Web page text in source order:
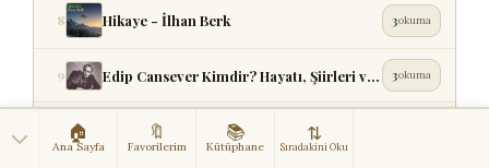
8 Hikaye - İlhan Berk 3okuma
9 Edip Cansever Kimdir? Hayatı, Şiirleri ve Eserleri 3okuma
🏠
Ana Sayfa
🔖
Favorilerim
📚
Kütüphane
⇅
Sıradakini Oku